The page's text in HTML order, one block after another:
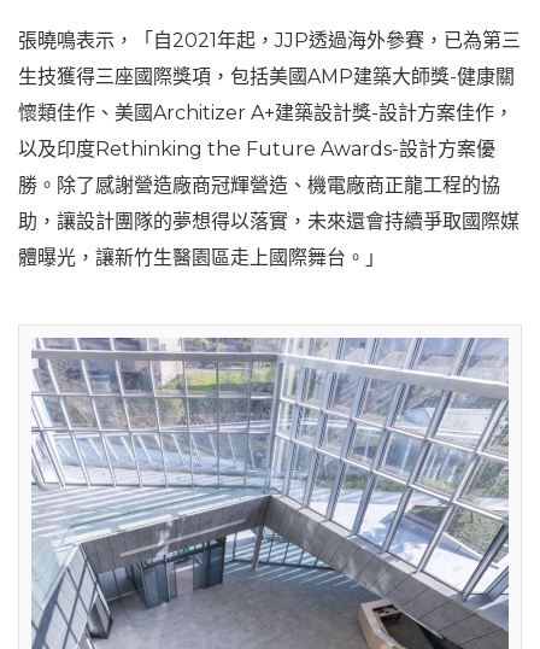
張曉鳴表示，「自2021年起，JJP透過海外參賽，已為第三
生技獲得三座國際獎項，包括美國AMP建築大師獎-健康關
懷類佳作、美國Architizer A+建築設計獎-設計方案佳作，
以及印度Rethinking the Future Awards-設計方案優
勝。除了感謝營造廠商冠輝營造、機電廠商正龍工程的協
助，讓設計團隊的夢想得以落實，未來還會持續爭取國際媒
體曝光，讓新竹生醫園區走上國際舞台。」